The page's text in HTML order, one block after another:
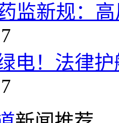
监新规：
电！法律